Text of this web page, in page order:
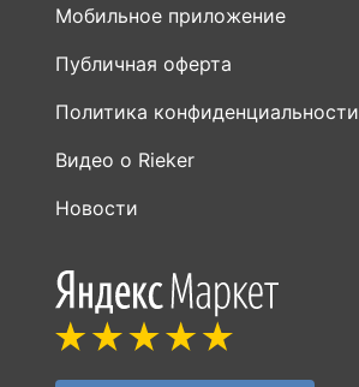
Мобильное приложение
Публичная оферта
Политика конфиденциальности
Видео о Rieker
Новости